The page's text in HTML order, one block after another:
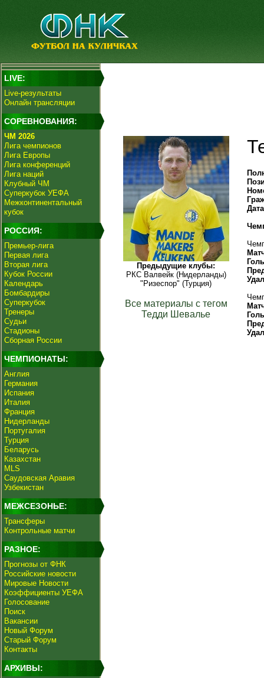
LIVE:
Live-результаты
Онлайн трансляции
СОРЕВНОВАНИЯ:
ЧМ 2026
Лига чемпионов
Лига Европы
Лига конференций
Лига наций
Клубный ЧМ
Суперкубок УЕФА
Межконтинентальный
кубок
РОССИЯ:
Премьер-лига
Первая лига
Вторая лига
Кубок России
Календарь
Бомбардиры
Суперкубок
Тренеры
Судьи
Стадионы
Сборная России
ЧЕМПИОНАТЫ:
Англия
Германия
Испания
Италия
Франция
Нидерланды
Португалия
Турция
Беларусь
Казахстан
MLS
Саудовская Аравия
Узбекистан
МЕЖСЕЗОНЬЕ:
Трансферы
Контрольные матчи
РАЗНОЕ:
Прогнозы от ФНК
Российские новости
Мировые Новости
Коэффициенты УЕФА
Голосование
Поиск
Вакансии
Новый Форум
Старый Форум
Контакты
АРХИВЫ:
Предыдущие клубы:
РКС Валвейк (Нидерланды)
"Ризеспор" (Турция)
Все материалы с тегом
Тедди Шевалье